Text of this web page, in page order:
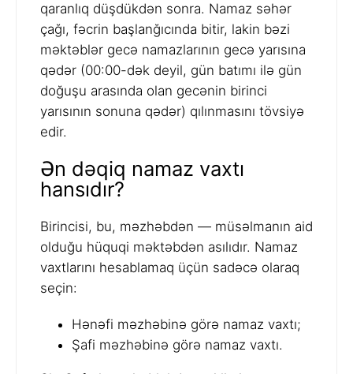
qaranlıq düşdükdən sonra. Namaz səhər
çağı, fəcrin başlanğıcında bitir, lakin bəzi
məktəblər gecə namazlarının gecə yarısına
qədər (00:00-dək deyil, gün batımı ilə gün
doğuşu arasında olan gecənin birinci
yarısının sonuna qədər) qılınmasını tövsiyə
edir.
Ən dəqiq namaz vaxtı
hansıdır?
Birincisi, bu, məzhəbdən — müsəlmanın aid
olduğu hüquqi məktəbdən asılıdır. Namaz
vaxtlarını hesablamaq üçün sadəcə olaraq
seçin:
Hənəfi məzhəbinə görə namaz vaxtı;
Şafi məzhəbinə görə namaz vaxtı.